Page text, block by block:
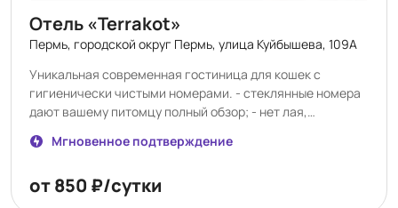
Отель «Terrakot»
Пермь, городской округ Пермь, улица Куйбышева, 109А
Уникальная современная гостиница для кошек с
гигиенически чистыми номерами. - стеклянные номера
дают вашему питомцу полный обзор; - нет лая,
сидит котоняня; - фото-, видео отчет 2 раза в день. При
камеру в номере.
Мгновенное подтверждение
от 850 ₽/сутки